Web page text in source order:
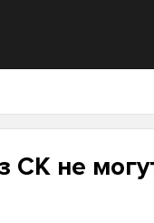
СК не